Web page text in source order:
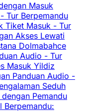
Masuk
- Tur Berpemandu
Tiket Masuk - Tur
Akses Lewati
Dolmabahce
Audio - Tur
Masuk Yildiz
Panduan Audio -
Seduh
Pemandu
Berpemandu: